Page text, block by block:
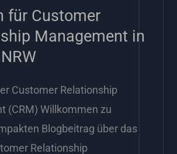
für Customer
Management in
Customer Relationship
(CRM) Willkommen zu
Blogbeitrag über das
Relationship